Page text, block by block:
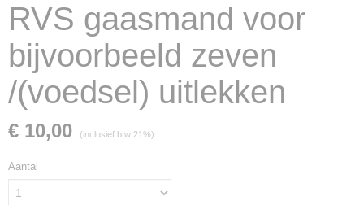
RVS gaasmand voor
bijvoorbeeld zeven
/(voedsel) uitlekken
€ 10,00 (inclusief btw 21%)
Aantal